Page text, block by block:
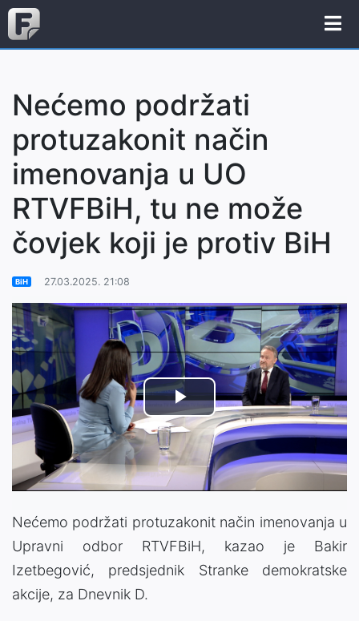
Nećemo podržati
protuzakonit način
imenovanja u UO
RTVFBiH, tu ne može
čovjek koji je protiv BiH
BiH 27.03.2025. 21:08
Play
Video
Nećemo podržati protuzakonit način imenovanja u
Upravni odbor RTVFBiH, kazao je Bakir
Izetbegović, predsjednik Stranke demokratske
akcije, za Dnevnik D.